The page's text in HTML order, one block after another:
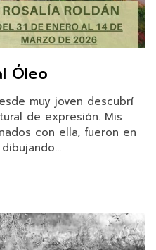
Óleo
muy joven descubrí
de expresión. Mis
con ella, fueron en